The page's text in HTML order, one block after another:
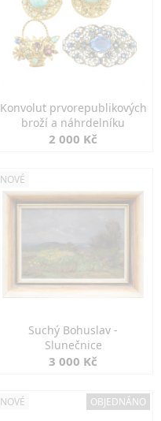
Konvolut prvorepublikových
broží a náhrdelníku
2 000 Kč
NOVÉ
Suchý Bohuslav -
Slunečnice
3 000 Kč
NOVÉ OBJEDNÁNO